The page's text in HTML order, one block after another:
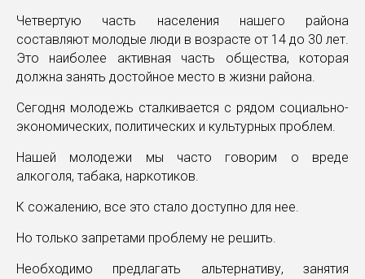
Четвертую часть населения нашего района
составляют молодые люди в возрасте от 14 до 30 лет.
Это наиболее активная часть общества, которая
должна занять достойное место в жизни района.
Сегодня молодежь сталкивается с рядом социально-
экономических, политических и культурных проблем.
Нашей молодежи мы часто говорим о вреде
алкоголя, табака, наркотиков.
К сожалению, все это стало доступно для нее.
Но только запретами проблему не решить.
Необходимо предлагать альтернативу, занятия